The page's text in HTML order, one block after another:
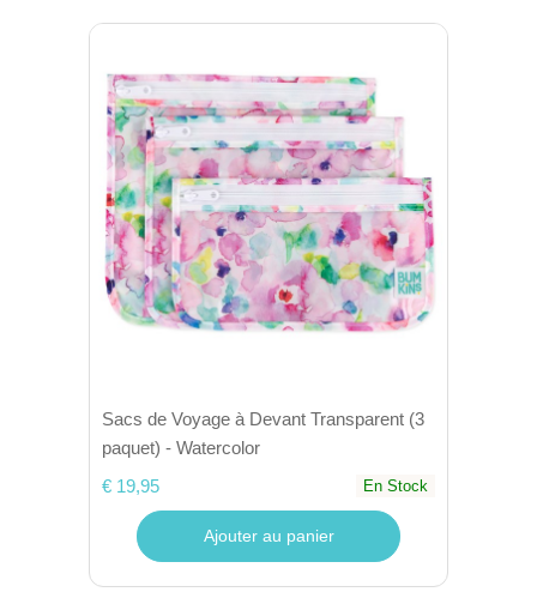
Sacs de Voyage à Devant Transparent (3
paquet) - Watercolor
€ 19,95
En Stock
Ajouter au panier